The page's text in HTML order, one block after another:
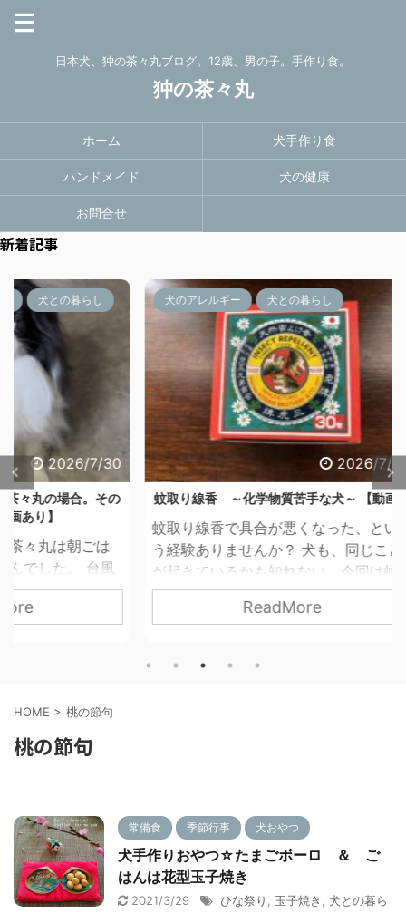
日本犬、狆の茶々丸ブログ。12歳、男の子。手作り食。
狆の茶々丸
ホーム 犬手作り食
ハンドメイド 犬の健康
お問合せ
新着記事
し
7/30
。その
は
台風
は
せ
のと
。
こ
犬のアレルギー 犬との暮らし
2026/7/27
蚊取り線香 ～化学物質苦手な犬～ 【動画】
蚊取り線香で具合が悪くなった、とい
う経験ありませんか？ 犬も、同じこと
が起きているかも知れない、今回は蚊
取り線香のお話です。 以前、蚊取り線
香についてのブログ記事を2本書きまし
「除虫菊の成分は分解されやすい」と
ら、それだけでは説明できないことが
ありました。 1 なぜ、犬に蚊
対策が必要なのか 我が家では蚊取り線
ギー体質だから ...
病気
2026
狆を
とが
す。
HOME > 桃の節句
桃の節句
常備食 季節行事 犬おやつ
犬手作りおやつ☆たまごボーロ ＆ ご
はんは花型玉子焼き
2021/3/29 ひな祭り 玉子焼き
犬との暮ら